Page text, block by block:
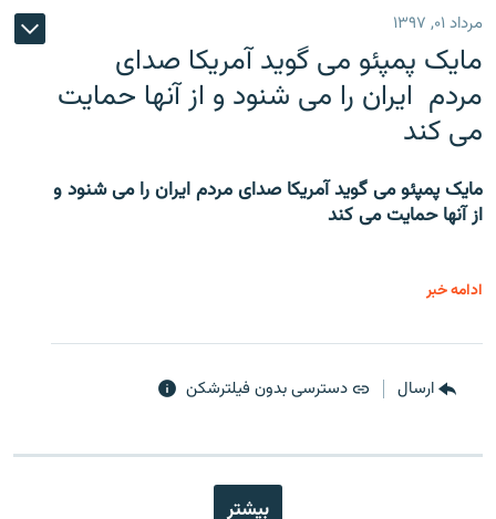
مرداد ۰۱, ۱۳۹۷
مایک پمپئو می گوید آمریکا صدای
مردم ایران را می شنود و از آنها حمایت
می کند
مایک پمپئو می گوید آمریکا صدای مردم ایران را می شنود و
از آنها حمایت می کند
ادامه خبر
ارسال دسترسی بدون فیلترشکن
بیشتر